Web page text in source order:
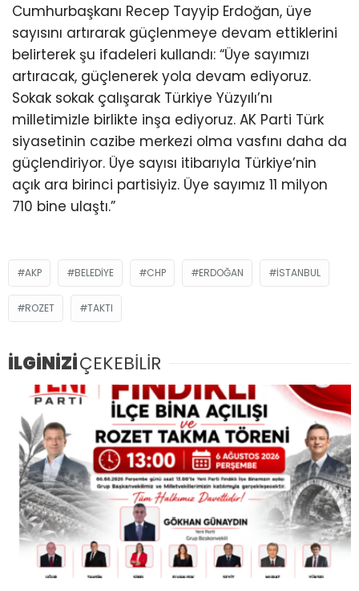
Cumhurbaşkanı Recep Tayyip Erdoğan, üye
sayısını artırarak güçlenmeye devam ettiklerini
belirterek şu ifadeleri kullandı: “Üye sayımızı
artıracak, güçlenerek yola devam ediyoruz.
Sokak sokak çalışarak Türkiye Yüzyılı’nı
milletimizle birlikte inşa ediyoruz. AK Parti Türk
siyasetinin cazibe merkezi olma vasfını daha da
güçlendiriyor. Üye sayısı itibarıyla Türkiye’nin
açık ara birinci partisiyiz. Üye sayımız 11 milyon
710 bine ulaştı.”
AKP BELEDIYE CHP ERDOĞAN ISTANBUL
ROZET TAKTI
İLGİNİZİÇEKEBİLİR